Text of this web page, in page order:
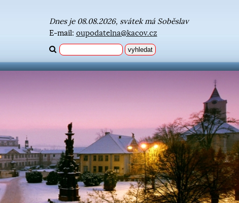
Dnes je 08.08.2026, svátek má Soběslav
E-mail: oupodatelna@kacov.cz